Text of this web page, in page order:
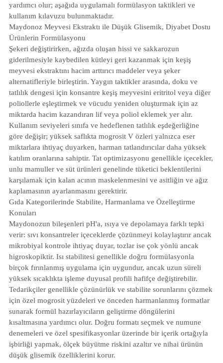
yardımcı olur; aşağıda uygulamalı formülasyon taktikleri ve
kullanım kılavuzu bulunmaktadır.
Maydonoz Meyvesi Ekstraktı ile Düşük Glisemik, Diyabet Dostu
Ürünlerin Formülasyonu
Şekeri değiştirirken, ağızda oluşan hissi ve sakkarozun
giderilmesiyle kaybedilen kütleyi geri kazanmak için keşiş
meyvesi ekstraktını hacim arttırıcı maddeler veya şeker
alternatifleriyle birleştirin. Yaygın taktikler arasında, doku ve
tatlılık dengesi için konsantre keşiş meyvesini eritritol veya diğer
poliollerle eşleştirmek ve vücudu yeniden oluşturmak için az
miktarda hacim kazandıran lif veya poliol eklemek yer alır.
Kullanım seviyeleri sınıfa ve hedeflenen tatlılık eşdeğerliğine
göre değişir; yüksek saflıkta mogrosit V özleri yalnızca eser
miktarlara ihtiyaç duyarken, harman tatlandırıcılar daha yüksek
katılım oranlarına sahiptir. Tat optimizasyonu genellikle içecekler,
unlu mamuller ve süt ürünleri genelinde tüketici beklentilerini
karşılamak için kalan acının maskelenmesini ve asitliğin ve ağız
kaplamasının ayarlanmasını gerektirir.
Gıda Kategorilerinde Stabilite, Harmanlama ve Özelleştirme
Konuları
Maydonozun bileşenleri pH'a, ısıya ve depolamaya farklı tepki
verir: sıvı konsantreler içeceklerde çözünmeyi kolaylaştırır ancak
mikrobiyal kontrole ihtiyaç duyar, tozlar ise çok yönlü ancak
higroskopiktir. Isı stabilitesi genellikle doğru formülasyonla
birçok fırınlanmış uygulama için uygundur, ancak uzun süreli
yüksek sıcaklıkta işleme duyusal profili hafifçe değiştirebilir.
Tedarikçiler genellikle çözünürlük ve stabilite sorunlarını çözmek
için özel mogrosit yüzdeleri ve önceden harmanlanmış formatlar
sunarak formül hazırlayıcıların geliştirme döngülerini
kısaltmasına yardımcı olur. Doğru formatı seçmek ve numune
denemeleri ve özel spesifikasyonlar üzerinde bir içerik ortağıyla
işbirliği yapmak, ölçek büyütme riskini azaltır ve nihai ürünün
düşük glisemik özelliklerini korur.